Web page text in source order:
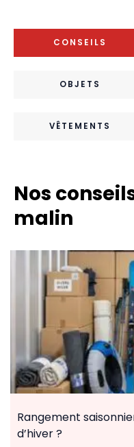
CONSEILS
OBJETS
VÊTEMENTS
Nos
malin
Rangement
d’hiver ?